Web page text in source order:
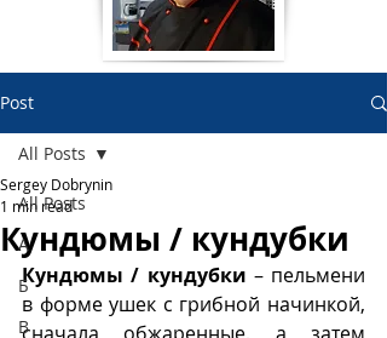
Post
All Posts
А
Б
В
All Posts
Кундюмы / кундубки
Sergey Dobrynin
1 min read
Кундюмы / кундубки – пельмени
в форме ушек с грибной начинкой,